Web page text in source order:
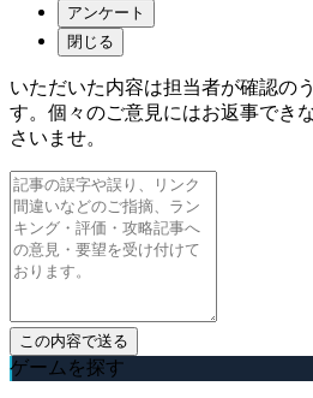
アンケート
閉じる
いただいた内容は担当者が確認の
す。個々のご意見にはお返事でき
さいませ。
ゲームを探す